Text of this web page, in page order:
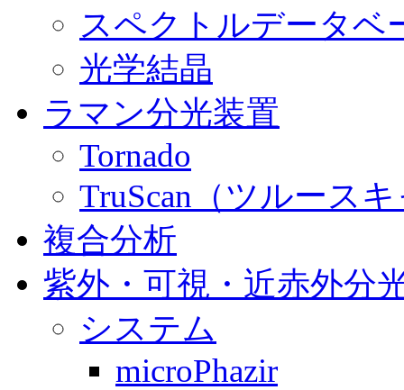
スペクトルデータベ
光学結晶
ラマン分光装置
Tornado
TruScan（ツルース
複合分析
紫外・可視・近赤外分
システム
microPhazir